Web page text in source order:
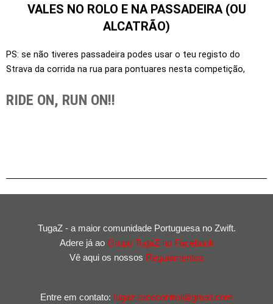
VALES NO ROLO E NA PASSADEIRA (OU
ALCATRÃO)
PS: se não tiveres passadeira podes usar o teu registo do
Strava da corrida na rua para pontuares nesta competição,
RIDE ON, RUN ON!!
TugaZ - a maior comunidade Portuguesa no Zwift.
Adere já ao Grupo TugaZ no Facebook
Vê aqui os nossos Regulamentos
Entre em contato: tugaz.racecontrol@gmail.com